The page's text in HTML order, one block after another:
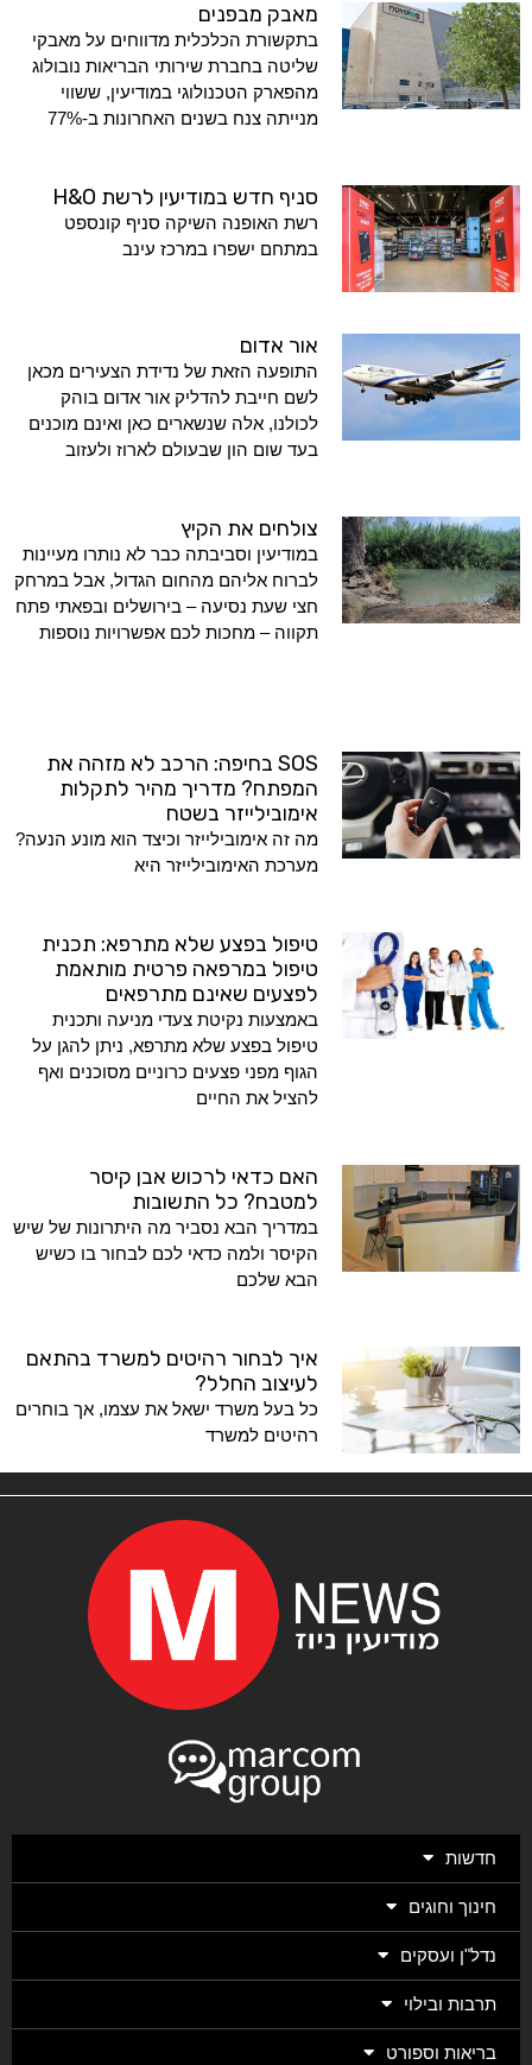
מאבק מבפנים
בתקשורת הכלכלית מדווחים על מאבקי
שליטה בחברת שירותי הבריאות נובולוג
מהפארק הטכנולוגי במודיעין, ששווי
מנייתה צנח בשנים האחרונות ב-77%
סניף חדש במודיעין לרשת H&O
רשת האופנה השיקה סניף קונספט
במתחם ישפרו במרכז עינב
אור אדום
התופעה הזאת של נדידת הצעירים מכאן
לשם חייבת להדליק אור אדום בוהק
לכולנו, אלה שנשארים כאן ואינם מוכנים
בעד שום הון שבעולם לארוז ולעזוב
צולחים את הקיץ
במודיעין וסביבתה כבר לא נותרו מעיינות
לברוח אליהם מהחום הגדול, אבל במרחק
חצי שעת נסיעה – בירושלים ובפאתי פתח
תקווה – מחכות לכם אפשרויות נוספות
SOS בחיפה: הרכב לא מזהה את
המפתח? מדריך מהיר לתקלות
אימובילייזר בשטח
מה זה אימובילייזר וכיצד הוא מונע הנעה?
מערכת האימובילייזר היא
טיפול בפצע שלא מתרפא: תכנית
טיפול במרפאה פרטית מותאמת
לפצעים שאינם מתרפאים
באמצעות נקיטת צעדי מניעה ותכנית
טיפול בפצע שלא מתרפא, ניתן להגן על
הגוף מפני פצעים כרוניים מסוכנים ואף
להציל את החיים
האם כדאי לרכוש אבן קיסר
למטבח? כל התשובות
במדריך הבא נסביר מה היתרונות של שיש
הקיסר ולמה כדאי לכם לבחור בו כשיש
הבא שלכם
איך לבחור רהיטים למשרד בהתאם
לעיצוב החלל?
כל בעל משרד ישאל את עצמו, אך בוחרים
רהיטים למשרד
חדשות
חינוך וחוגים
נדל"ן ועסקים
תרבות ובילוי
בריאות וספורט